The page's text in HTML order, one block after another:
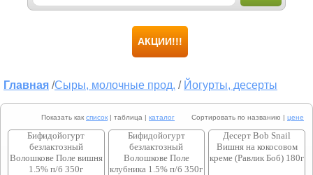
АКЦИИ!!!
Главная /Сыры, молочные прод. / Йогурты, десерты
Показать как список | таблица | каталог Сортировать по названию | цене
Бифидойогурт
безлактозный
Волошкове Поле вишня
1.5% п/б 350г
Бифидойогурт
безлактозный
Волошкове Поле
клубника 1.5% п/б 350г
Десерт Bob Snail
Вишня на кокосовом
креме (Равлик Боб) 180г